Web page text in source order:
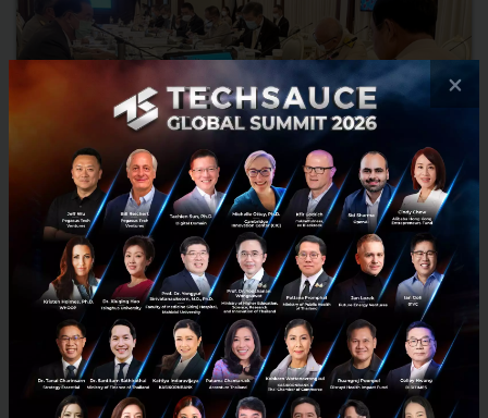
นายกฯ สั่งเร่งจัดหาวัคซีนเพิ่มทุกช่องทางตั้งเป้า 10-15 ล้านโดส
ต่อเดือน
นายกฯ สั่งเร่งจัดหาวัคซีนเพิ่มทุกช่องทางตั้งเป้า 10-15 ล้านโดส/เดือน
พร้อมปรับปรุงระบบคัดกรอง-การเข้ารักษาให้มีประสิทธิภาพมากขึ้น...
เมษายน 26, 2021| By Techsauce Team
นายกฯ วัคซีนโควิด-19 มาตรการจากภาครัฐ พลเอก-ประยุทธ์-จันทร์โอชา
×